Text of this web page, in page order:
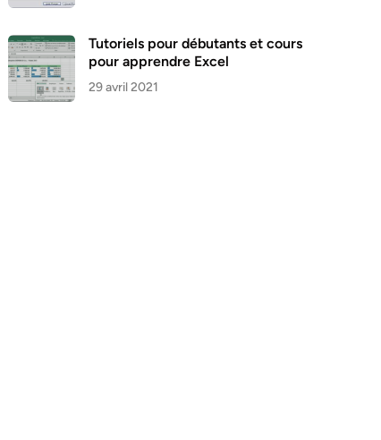
Tutoriels pour débutants et cours
pour apprendre Excel
29 avril 2021